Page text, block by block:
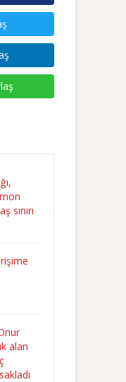
sınırı
alan